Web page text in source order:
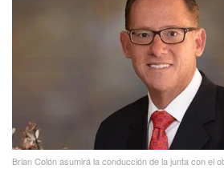
Brian Colón asumirá la conducción de la junta con el